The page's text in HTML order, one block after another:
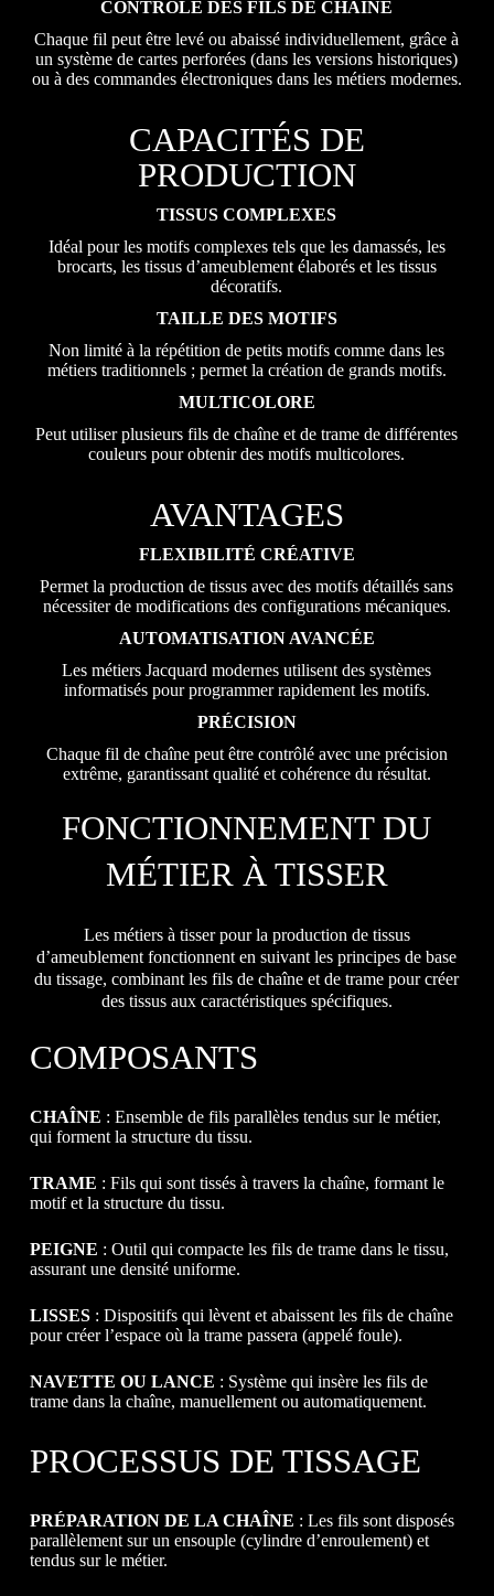
CONTRÔLE DES FILS DE CHAÎNE
Chaque fil peut être levé ou abaissé individuellement, grâce à
un système de cartes perforées (dans les versions historiques)
ou à des commandes électroniques dans les métiers modernes.
CAPACITÉS DE
PRODUCTION
TISSUS COMPLEXES
Idéal pour les motifs complexes tels que les damassés, les
brocarts, les tissus d’ameublement élaborés et les tissus
décoratifs.
TAILLE DES MOTIFS
Non limité à la répétition de petits motifs comme dans les
métiers traditionnels ; permet la création de grands motifs.
MULTICOLORE
Peut utiliser plusieurs fils de chaîne et de trame de différentes
couleurs pour obtenir des motifs multicolores.
AVANTAGES
FLEXIBILITÉ CRÉATIVE
Permet la production de tissus avec des motifs détaillés sans
nécessiter de modifications des configurations mécaniques.
AUTOMATISATION AVANCÉE
Les métiers Jacquard modernes utilisent des systèmes
informatisés pour programmer rapidement les motifs.
PRÉCISION
Chaque fil de chaîne peut être contrôlé avec une précision
extrême, garantissant qualité et cohérence du résultat.
FONCTIONNEMENT DU
MÉTIER À TISSER
Les métiers à tisser pour la production de tissus
d’ameublement fonctionnent en suivant les principes de base
du tissage, combinant les fils de chaîne et de trame pour créer
des tissus aux caractéristiques spécifiques.
COMPOSANTS
CHAÎNE : Ensemble de fils parallèles tendus sur le métier,
qui forment la structure du tissu.
TRAME : Fils qui sont tissés à travers la chaîne, formant le
motif et la structure du tissu.
PEIGNE : Outil qui compacte les fils de trame dans le tissu,
assurant une densité uniforme.
LISSES: Dispositifs qui lèvent et abaissent les fils de chaîne
pour créer l’espace où la trame passera (appelé foule).
NAVETTE OU LANCE : Système qui insère les fils de
trame dans la chaîne, manuellement ou automatiquement.
PROCESSUS DE TISSAGE
PRÉPARATION DE LA CHAÎNE : Les fils sont disposés
parallèlement sur un ensouple (cylindre d’enroulement) et
tendus sur le métier.